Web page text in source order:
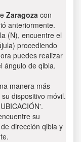
Zaragoza con
anteriormente.
(N), encuentre el
procediendo
puedes realizar
ángulo de qibla.
manera más
dispositivo móvil.
su
dirección qibla y